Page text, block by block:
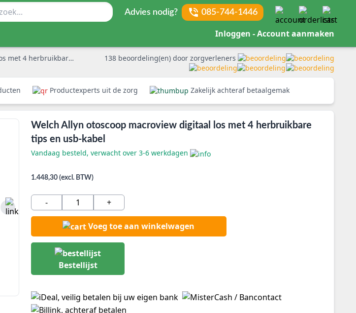
Advies nodig? 085-744-1446
Inloggen - Account aanmaken
tips en usb-kabel 138 beoordeling(en) door zorgverleners
Productexperts uit de zorg Zakelijk achteraf betaalgemak
Welch Allyn otoscoop macroview digitaal los met 4 herbruikbare
tips en usb-kabel
Vandaag besteld, verwacht over 3-6 werkdagen
1.448,30 (excl. BTW)
- +
Voeg toe aan winkelwagen
Bestellijst